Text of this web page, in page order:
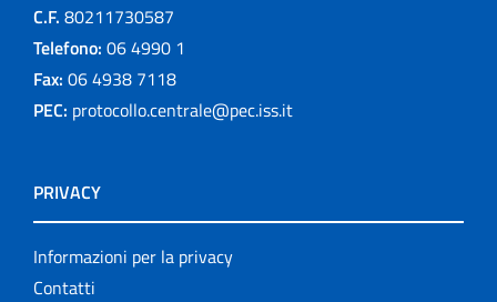
C.F. 80211730587
Telefono: 06 4990 1
Fax: 06 4938 7118
PEC: protocollo.centrale@pec.iss.it
PRIVACY
Informazioni per la privacy
Contatti